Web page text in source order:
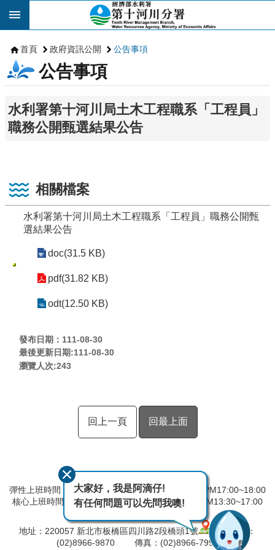
跳到主要內容區塊
首頁 政府資訊公開 公告事項
公告事項
水利署第十河川局土木工程職系「工程員」
職務公開甄選結果公告
相關檔案
水利署第十河川局土木工程職系「工程員」職務公開甄
選結果公告
doc(31.5 KB)
pdf(31.82 KB)
odt(12.50 KB)
發布日期：111-08-30
最後更新日期:111-08-30
瀏覽人次:243
回上一頁 回最上面
彈性上班時間：AM8:00~09:00 彈性下班時間：PM17:00~18:00
核心上班時間：星期一 ~ 星期五 AM08:30~12:30 PM13:30~17:00
地址：220057 新北市板橋區四川路2段橋頭1號
電話：
(02)8966-9870 傳真：(02)8966-7996
大家好，我是阿滴仔!
有任何問題可以先問我噢!